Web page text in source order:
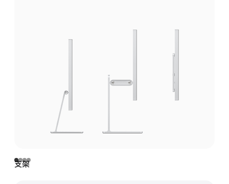
支架